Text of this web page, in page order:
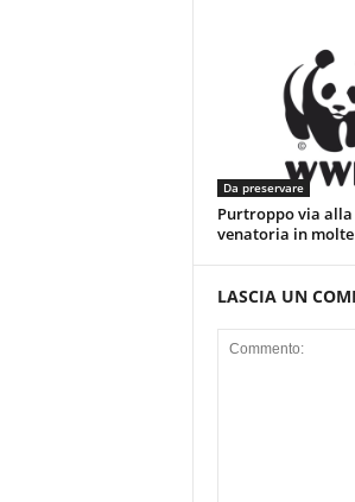
Da preservare
Purtroppo via alla
venatoria in
LASCIA UN